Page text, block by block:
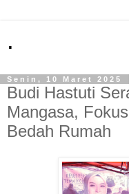
.
Senin, 10 Maret 2025
Budi Hastuti
Mangasa,
Bedah Rumah